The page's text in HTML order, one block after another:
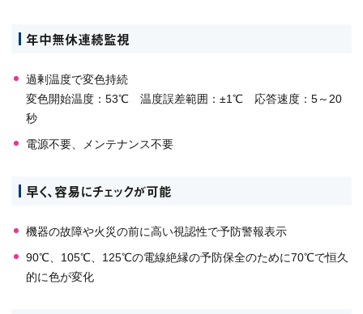
年中無休連続監視
過剰温度で変色持続
変色開始温度：53℃ 温度誤差範囲：±1℃ 応答速度：5～20
秒
電源不要、メンテナンス不要
早く、容易にチェックが可能
機器の故障や火災の前に高い視認性で予防警報表示
90℃、105℃、125℃の電線絶縁の予防保全のために70℃で恒久
的に色が変化